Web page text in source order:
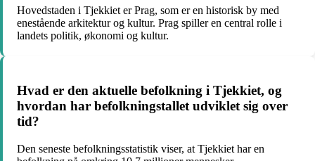
Hovedstaden i Tjekkiet er Prag, som er en historisk by med
enestående arkitektur og kultur. Prag spiller en central rolle i
landets politik, økonomi og kultur.
Hvad er den aktuelle befolkning i Tjekkiet, og
hvordan har befolkningstallet udviklet sig over
tid?
Den seneste befolkningsstatistik viser, at Tjekkiet har en